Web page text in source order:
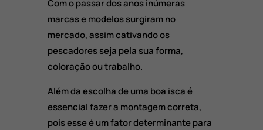
Com o passar dos anos inúmeras
marcas e modelos surgiram no
mercado, assim cativando os
pescadores seja pela sua forma,
coloração ou trabalho.
Além da escolha de uma boa isca é
essencial fazer a montagem correta,
pois esse é um fator determinante para